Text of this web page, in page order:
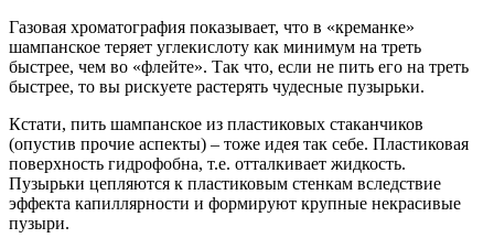
Газовая хроматография показывает, что в «креманке»
шампанское теряет углекислоту как минимум на треть
быстрее, чем во «флейте». Так что, если не пить его на треть
быстрее, то вы рискуете растерять чудесные пузырьки.
Кстати, пить шампанское из пластиковых стаканчиков
(опустив прочие аспекты) – тоже идея так себе. Пластиковая
поверхность гидрофобна, т.е. отталкивает жидкость.
Пузырьки цепляются к пластиковым стенкам вследствие
эффекта капиллярности и формируют крупные некрасивые
пузыри.